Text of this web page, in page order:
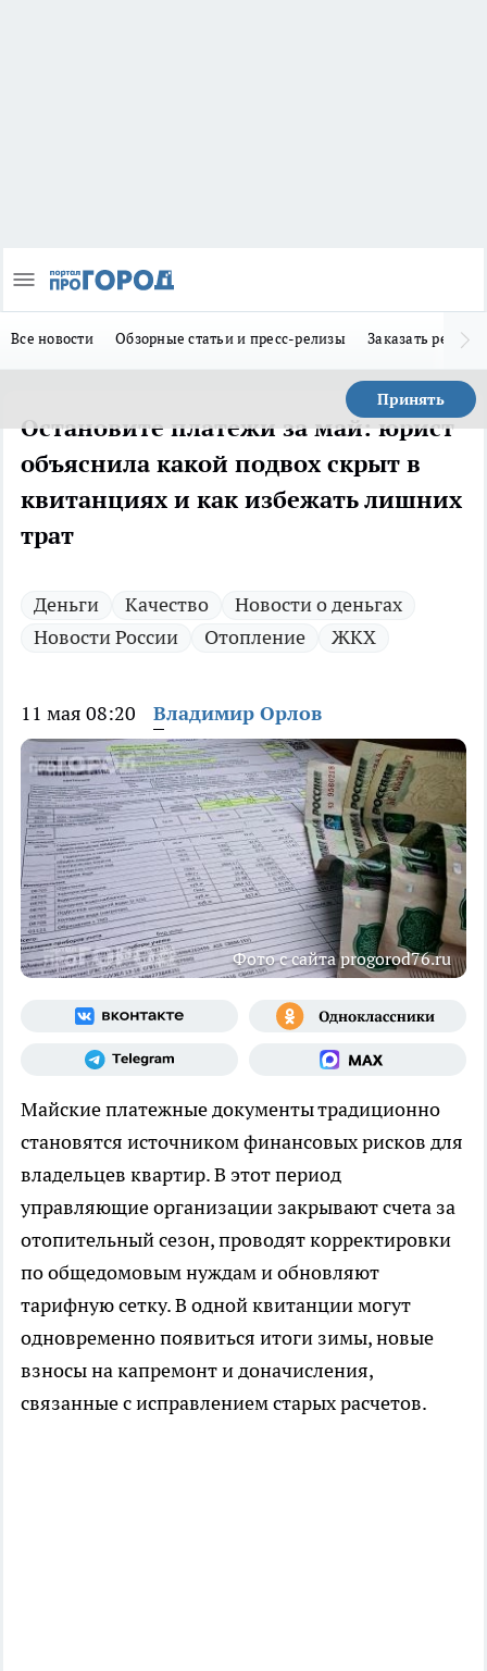
Все новости Обзорные статьи и пресс-релизы Заказать
Принять
Остановите платежи за май: юрист
объяснила какой подвох скрыт в
квитанциях и как избежать лишних
трат
Деньги Качество
Новости о деньгах
Новости России
Отопление ЖКХ
11 мая 08:20 Владимир Орлов
Фото с сайта progorod76.ru
Майские платежные документы традиционно
становятся источником финансовых рисков для
владельцев квартир. В этот период
управляющие организации закрывают счета за
отопительный сезон, проводят корректировки
по общедомовым нуждам и обновляют
тарифную сетку. В одной квитанции могут
одновременно появиться итоги зимы, новые
взносы на капремонт и доначисления,
связанные с исправлением старых расчетов.